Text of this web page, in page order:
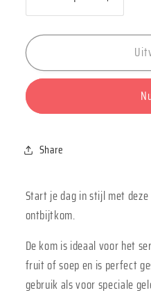
Aantal
verlagen
voor
Ontbijtkom
-
Lach,
Aantal
voor
Quote
-
Share
Start je dag in stijl met
ontbijtkom.
De kom is ideaal voor het
fruit of soep en is perfect
gebruik als voor speciale